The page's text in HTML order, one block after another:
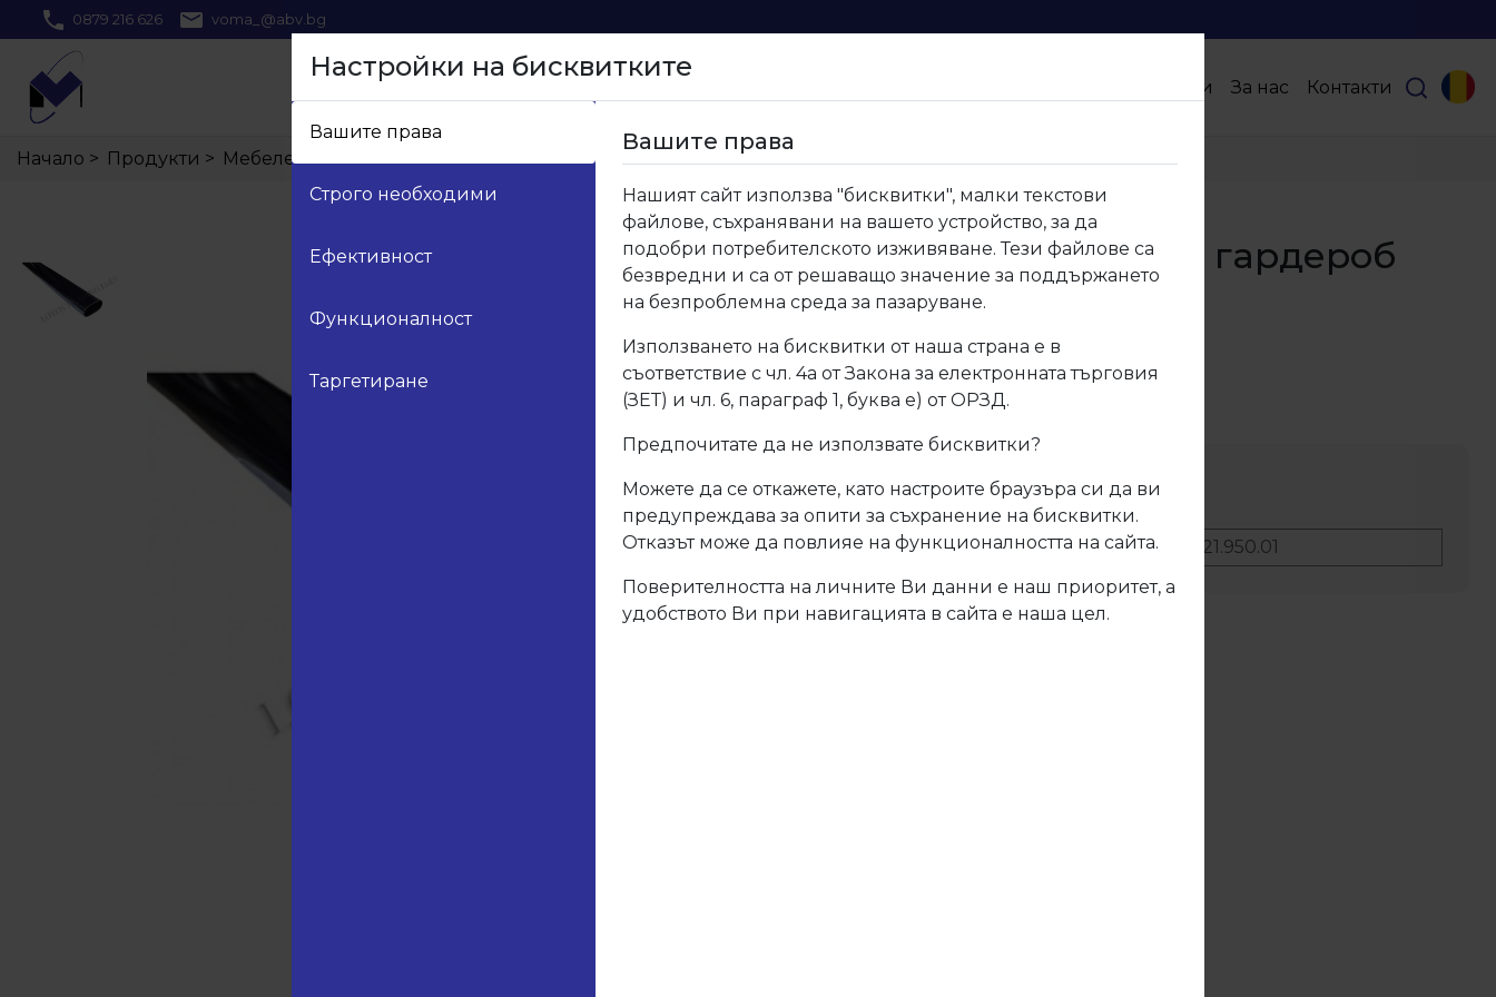
0879 216 626 voma_@abv.bg
Партньори За нас Контакти
Настройки на бисквитките
Вашите права
Строго необходими
Ефективност
Функционалност
Таргетиране
Вашите права
Нашият сайт използва "бисквитки", малки текстови
файлове, съхранявани на вашето устройство, за да
подобри потребителското изживяване. Тези файлове са
безвредни и са от решаващо значение за поддържането
на безпроблемна среда за пазаруване.
Използването на бисквитки от наша страна е в
съответствие с чл. 4а от Закона за електронната търговия
(ЗЕТ) и чл. 6, параграф 1, буква е) от ОРЗД.
Предпочитате да не използвате бисквитки?
Можете да се откажете, като настроите браузъра си да ви
предупреждава за опити за съхранение на бисквитки.
Отказът може да повлияе на функционалността на сайта.
Поверителността на личните Ви данни е наш приоритет, а
удобството Ви при навигацията в сайта е наша цел.
>
Начало >
Продукти >
Мебелен обков >
21.Гардеробни аксесоари 21.950.01 Лост за гардероб овал метал
21.950.01 Лост за гардероб
овал метал
дължина 3м
Код: 21.950.01
Описание
Арт. No: 21.950.01